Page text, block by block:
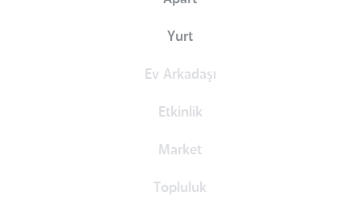
Yurt
Ev Arkadaşı
Etkinlik
Market
Topluluk